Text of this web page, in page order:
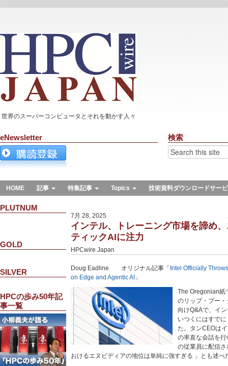
世界のスーパーコンピュータとそれを動かす人々
eNewsletter 検索
HOME 記事 特集記事 Topics 技術資料ダウンロードサー
PLUTNUM
GOLD
SILVER
HPCの歩み50年記
事一覧
7月 28, 2025
インテル、トレーニング市場を諦め
ティックAIに注力
HPCwire Japan
Doug Eadline オリジナル記事「 Intel Officially
on Edge and Agentic AI 」
The Oregonian紙
のリップ・ブー
向けQ&Aで、イ
いつくにはすで
た。タンCEOは
の率直な会話を
の従業員に配信
おけるエヌビディアの地位は単純に強すぎる 」とも述べ